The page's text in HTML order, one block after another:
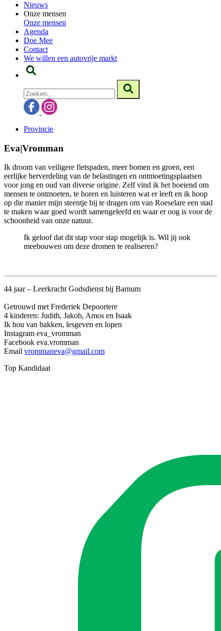
Nieuws
Onze mensen
Onze mensen
Agenda
Doe Mee
Contact
We willen een autovrije markt
Provincie
Eva|Vromman
Ik droom van veiligere fietspaden, meer bomen en groen, een
eerlijke herverdeling van de belastingen en ontmoetingsplaatsen
voor jong en oud van diverse origine. Zelf vind ik het boeiend om
mensen te ontmoeten, te horen en luisteren wat er leeft en ik hoop
op die manier mijn steentje bij te dragen om van Roeselare een stad
te maken waar goed wordt samengeleefd en waar er oog is voor de
schoonheid van onze natuur.
Ik geloof dat dit stap voor stap mogelijk is. Wil jij ook
meebouwen om deze dromen te realiseren?
44 jaar – Leerkracht Godsdienst bij Barnum
Getrouwd met Frederiek Depoortere
4 kinderen: Judith, Jakob, Amos en Isaak
Ik hou van bakken, lesgeven en lopen
Instagram eva_vromman
Facebook eva.vromman
Email vrommaneva@gmail.com
Top Kandidaat